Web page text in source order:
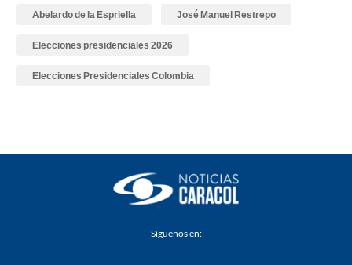
Abelardo de la Espriella José Manuel Restrepo
Elecciones presidenciales 2026
Elecciones Presidenciales Colombia
Síguenos en: